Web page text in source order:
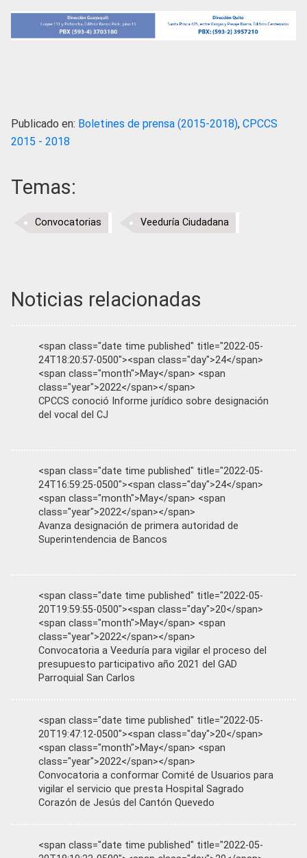
Publicado en: Boletines de prensa (2015-2018), CPCCS
2015 - 2018
Temas:
Convocatorias Veeduría Ciudadana
Noticias relacionadas
<span class="date time published" title="2022-05-
24T18:20:57-0500"><span class="day">24</span>
<span class="month">May</span> <span
class="year">2022</span></span>
CPCCS conoció Informe jurídico sobre designación
del vocal del CJ
<span class="date time published" title="2022-05-
24T16:59:25-0500"><span class="day">24</span>
<span class="month">May</span> <span
class="year">2022</span></span>
Avanza designación de primera autoridad de
Superintendencia de Bancos
<span class="date time published" title="2022-05-
20T19:59:55-0500"><span class="day">20</span>
<span class="month">May</span> <span
class="year">2022</span></span>
Convocatoria a Veeduría para vigilar el proceso del
presupuesto participativo año 2021 del GAD
Parroquial San Carlos
<span class="date time published" title="2022-05-
20T19:47:12-0500"><span class="day">20</span>
<span class="month">May</span> <span
class="year">2022</span></span>
Convocatoria a conformar Comité de Usuarios para
vigilar el servicio que presta Hospital Sagrado
Corazón de Jesús del Cantón Quevedo
<span class="date time published" title="2022-05-